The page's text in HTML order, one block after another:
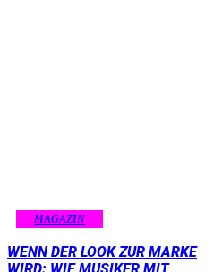
MAGAZIN
WENN DER LOOK ZUR MARKE
WIRD: WIE MUSIKER MIT